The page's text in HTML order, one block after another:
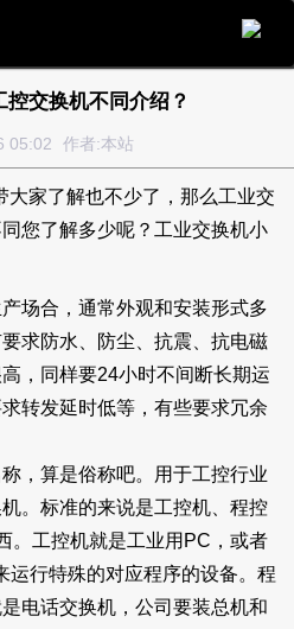
交换机不同介绍？
05:02 作者:本站
大家了解也不少了，那么工业交
您了解多少呢？工业交换机小
场合，通常外观和安装形式多
求防水、防尘、抗震、抗电磁
，同样要24小时不间断长期运
转发延时低等，有些要求冗余
，算是俗称吧。用于工控行业
。标准的来说是工控机、程控
。工控机就是工业用PC，或者
运行特殊的对应程序的设备。程
电话交换机，公司要装总机和
留言